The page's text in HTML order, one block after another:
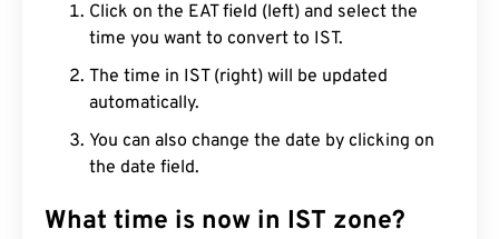
Click on the EAT field (left) and select the
time you want to convert to IST.
The time in IST (right) will be updated
automatically.
You can also change the date by clicking on
the date field.
What time is now in IST zone?